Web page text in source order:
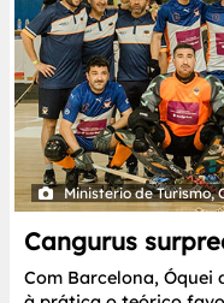
Ministerio de Turismo,
Cangurus
Com Barcelona, Óquei